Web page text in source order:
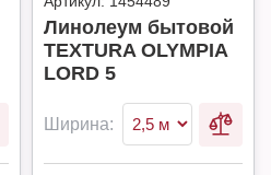
Линолеум бытовой
TEXTURA OLYMPIA
LORD 5
Ширина: